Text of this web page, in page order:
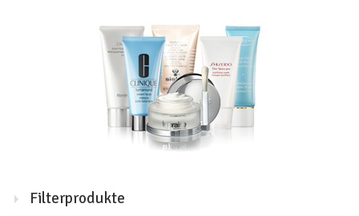
Filterprodukte